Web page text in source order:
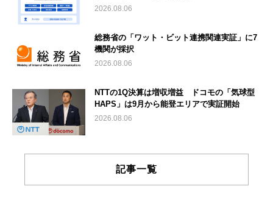
2026.08.06
総務省の「ワット・ビット連携関連実証」に7
機関が採択
2026.08.06
NTTの1Q決算は増収増益 ドコモの「気球型
HAPS」は9月から能登エリアで実証開始
2026.08.06
記事一覧